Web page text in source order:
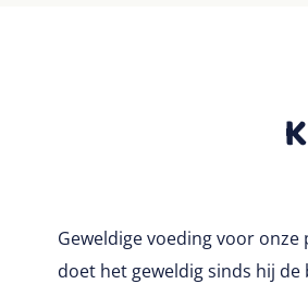
Geweldige voeding voor
doet het geweldig sinds hij de